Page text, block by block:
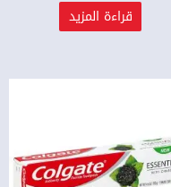
قراءة المزيد